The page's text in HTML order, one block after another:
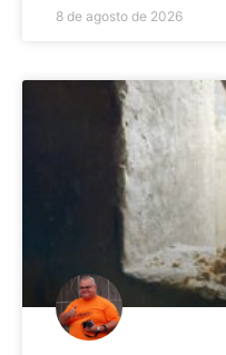
8 de agosto de 2026